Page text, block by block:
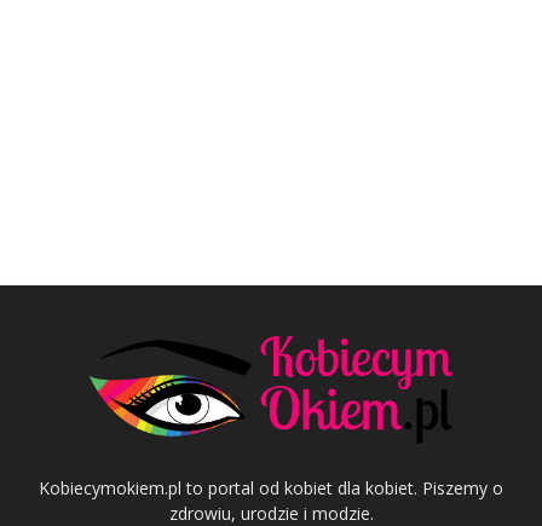
Kobiecymokiem.pl to portal od kobiet dla kobiet. Piszemy o
zdrowiu, urodzie i modzie.